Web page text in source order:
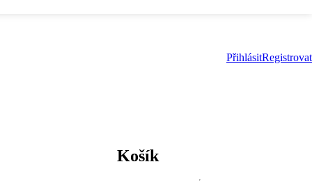
PřihlásitRegistrovat
Košík